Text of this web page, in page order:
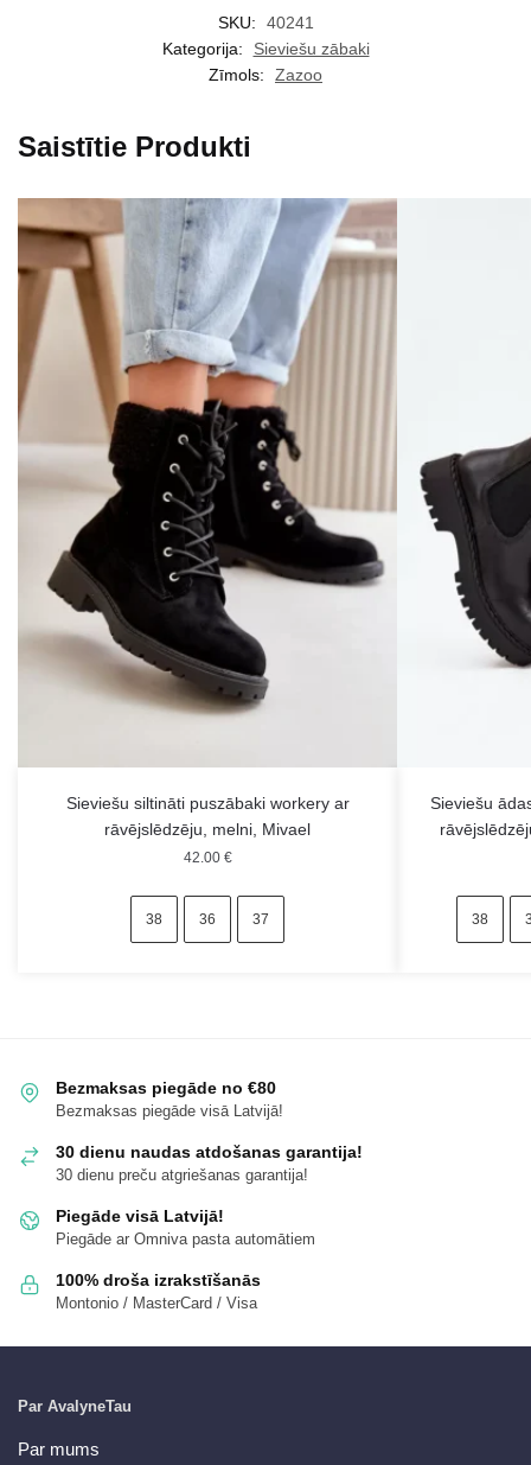
SKU:
40241
Kategorija:
Sieviešu zābaki
Zīmols:
Zazoo
Saistītie Produkti
Sieviešu siltināti puszābaki workery ar
rāvējslēdzēju, melni, Mivael
42.00 €
38 36 37
Sieviešu
38
Bezmaksas piegāde no €80
Bezmaksas piegāde visā Latvijā!
30 dienu naudas atdošanas garantija!
30 dienu preču atgriešanas garantija!
Piegāde visā Latvijā!
Piegāde ar Omniva pasta automātiem
100% droša izrakstīšanās
Montonio / MasterCard / Visa
Par AvalyneTau
Par mums